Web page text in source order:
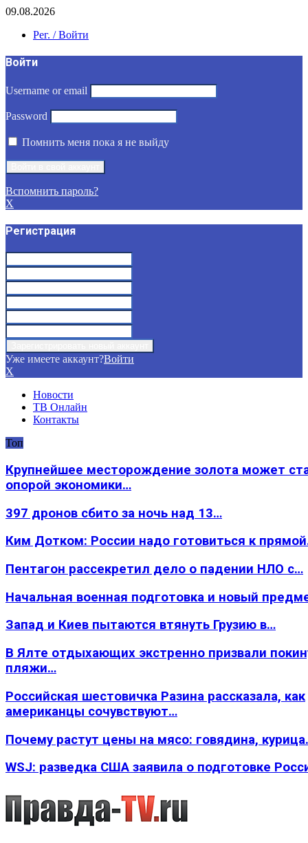
09.08.2026
Рег. / Войти
Войти
Username or email
Password
Помнить меня пока я не выйду
Вспомнить пароль?
X
Регистрация
Уже имеете аккаунт?Войти
X
Новости
ТВ Онлайн
Контакты
Топ
Крупнейшее месторождение золота может
опорой экономики…
397 дронов сбито за ночь над 13…
Ким Дотком: России надо готовиться к
Пентагон рассекретил дело о падении НЛО с…
Начальная военная подготовка и новый
Запад и Киев пытаются втянуть Грузию в…
В Ялте отдыхающих экстренно призвали
пляжи…
Российская шестовичка Разина рассказала, как
американцы сочувствуют…
Почему растут цены на мясо: говядина,
WSJ: разведка США заявила о подготовке